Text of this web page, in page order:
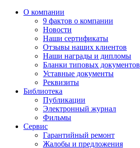
О компании
9 фактов о компании
Новости
Наши сертификаты
Отзывы наших клиентов
Наши награды и дипломы
Бланки типовых документов
Уставные документы
Реквизиты
Библиотека
Публикации
Электронный журнал
Фильмы
Сервис
Гарантийный ремонт
Жалобы и предложения